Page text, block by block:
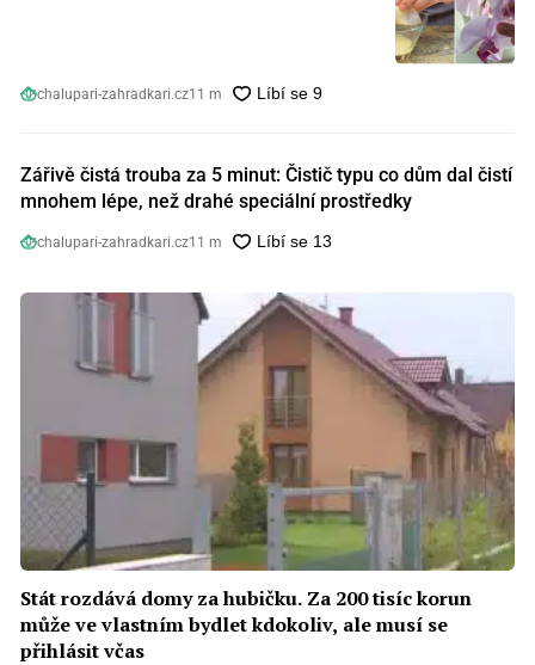
chalupari-zahradkari.cz11 m
Zářivě čistá trouba za 5 minut: Čistič typu co dům dal čistí
mnohem lépe, než drahé speciální prostředky
chalupari-zahradkari.cz11 m
Stát rozdává domy za hubičku. Za 200 tisíc korun
může ve vlastním bydlet kdokoliv, ale musí se
přihlásit včas